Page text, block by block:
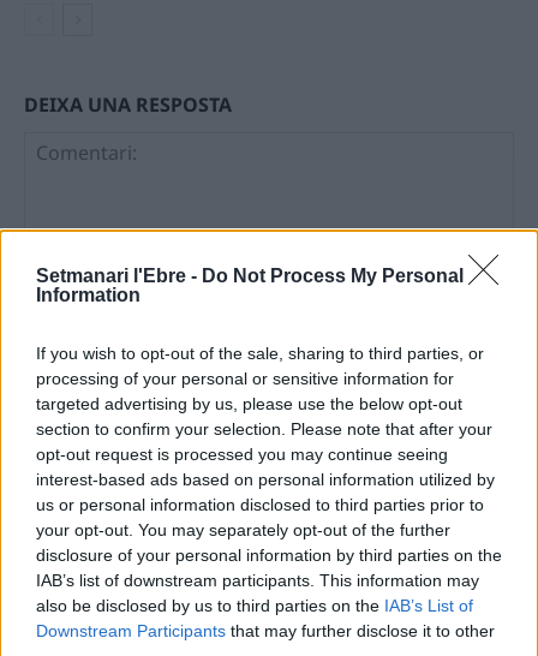
Setmanari l'Ebre - Do Not Process My Personal
Information
If you wish to opt-out of the sale, sharing to third parties, or
processing of your personal or sensitive information for
targeted advertising by us, please use the below opt-out
section to confirm your selection. Please note that after your
opt-out request is processed you may continue seeing
interest-based ads based on personal information utilized by
us or personal information disclosed to third parties prior to
your opt-out. You may separately opt-out of the further
disclosure of your personal information by third parties on the
IAB’s list of downstream participants. This information may
also be disclosed by us to third parties on the IAB’s List of
Downstream Participants that may further disclose it to other
DEIXA UNA RESPOSTA
Comentari:
Deseu el meu nom, el correu electrònic i el lloc web en
aquest navegador per a la propera vegada que comenti.